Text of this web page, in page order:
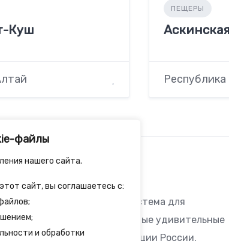
файлы
нашего сайта.
сайт, вы соглашаетесь с:
и обработки
Куш
ПЕЩЕРЫ
информационная система для
и туристов где собраны самые удивительные
и туристические локации России.